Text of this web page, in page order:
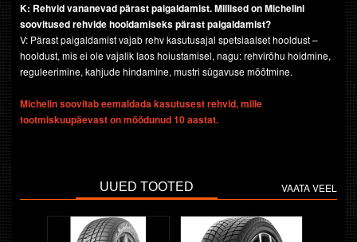
K: Rehvid vananevad pärast paigaldamist. Millised onMichelini
soovitused rehvide hooldamiseks pärastpaigaldamist?
V: Pärast paigaldamist vajab rehv kasutusajal spetsiaalset hooldust –
hooldust, mis ei ole vajalik laos hoiustamisel, nagu: rehvirõhu hoidmine,
reguleerimine, kahjude hindamine, mustri sügavuse mõõtmine.
Michelin soovitab eemaldada kasutusest rehvid, mille
tootmiskuupäevast on möödunud 10 aastat.
UUED TOOTED VAATA VEEL